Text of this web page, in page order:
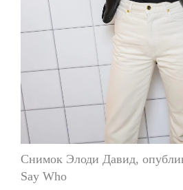
Снимок Элоди Давид,
Say Who